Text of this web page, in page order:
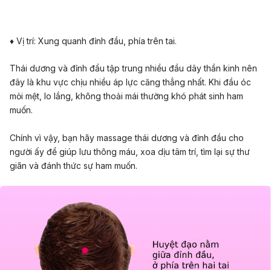
♦ Vị trí: Xung quanh đỉnh đầu, phía trên tai.
Thái dương và đỉnh đầu tập trung nhiều đầu dây thần kinh nên
đây là khu vực chịu nhiều áp lực căng thẳng nhất. Khi đầu óc
mỏi mệt, lo lắng, không thoải mái thường khó phát sinh ham
muốn.
Chính vì vậy, bạn hãy massage thái dương và đỉnh đầu cho
người ấy để giúp lưu thông máu, xoa dịu tâm trí, tìm lại sự thư
giãn và đánh thức sự ham muốn.